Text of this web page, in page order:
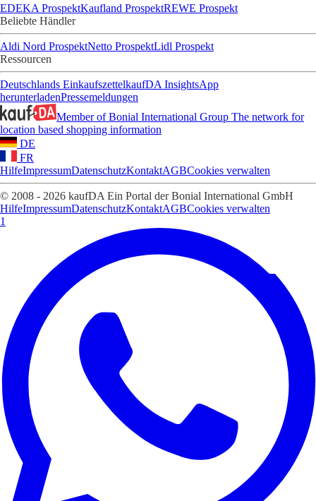
EDEKA ProspektKaufland ProspektREWE Prospekt
Beliebte Händler
Aldi Nord ProspektNetto ProspektLidl Prospekt
Ressourcen
Deutschlands EinkaufszettelkaufDA InsightsApp
herunterladenPressemeldungen
Member of Bonial International Group The network for
location based shopping information
DE
FR
HilfeImpressumDatenschutzKontaktAGBCookies verwalten
© 2008 - 2026 kaufDA Ein Portal der Bonial International GmbH
HilfeImpressumDatenschutzKontaktAGBCookies verwalten
1